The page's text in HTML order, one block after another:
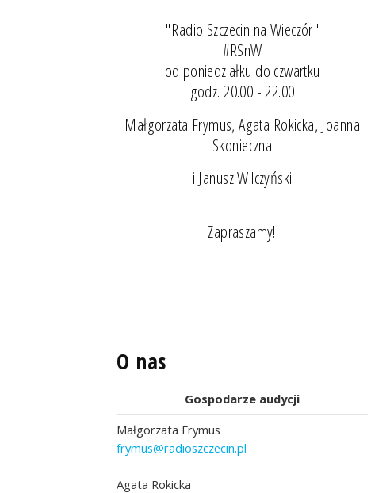
"Radio Szczecin na Wieczór"
#RSnW
od poniedziałku do czwartku
godz. 20.00 - 22.00
Małgorzata Frymus, Agata Rokicka, Joanna
Skonieczna
i Janusz Wilczyński
Zapraszamy!
O nas
Gospodarze audycji
Małgorzata Frymus
frymus@radioszczecin.pl
Agata Rokicka